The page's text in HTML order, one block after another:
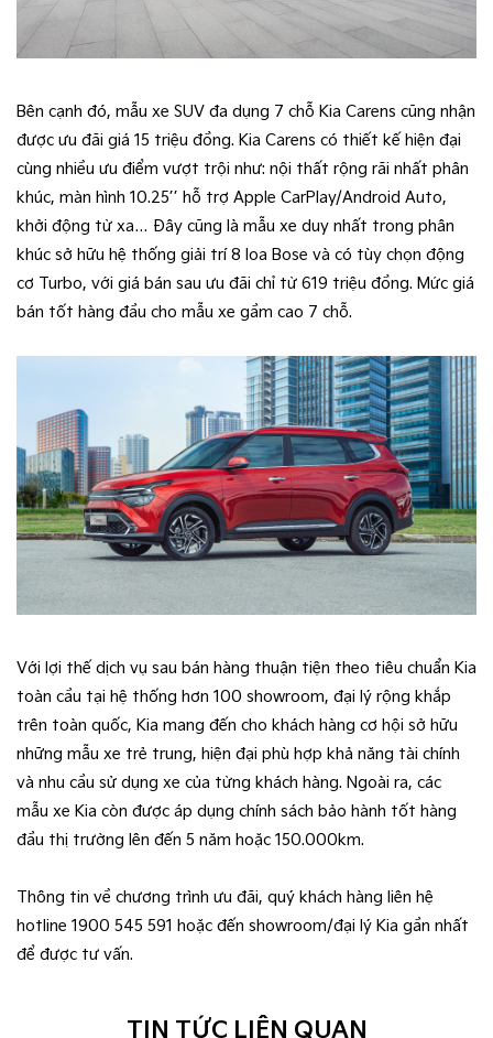
Bên cạnh đó, mẫu xe SUV đa dụng 7 chỗ Kia Carens cũng nhận
được ưu đãi giá 15 triệu đồng. Kia Carens có thiết kế hiện đại
cùng nhiều ưu điểm vượt trội như: nội thất rộng rãi nhất phân
khúc, màn hình 10.25’’ hỗ trợ Apple CarPlay/Android Auto,
khởi động từ xa… Đây cũng là mẫu xe duy nhất trong phân
khúc sở hữu hệ thống giải trí 8 loa Bose và có tùy chọn động
cơ Turbo, với giá bán sau ưu đãi chỉ từ 619 triệu đồng. Mức giá
bán tốt hàng đầu cho mẫu xe gầm cao 7 chỗ.
Với lợi thế dịch vụ sau bán hàng thuận tiện theo tiêu chuẩn Kia
toàn cầu tại hệ thống hơn 100 showroom, đại lý rộng khắp
trên toàn quốc, Kia mang đến cho khách hàng cơ hội sở hữu
những mẫu xe trẻ trung, hiện đại phù hợp khả năng tài chính
và nhu cầu sử dụng xe của từng khách hàng. Ngoài ra, các
mẫu xe Kia còn được áp dụng chính sách bảo hành tốt hàng
đầu thị trường lên đến 5 năm hoặc 150.000km.
Thông tin về chương trình ưu đãi, quý khách hàng liên hệ
hotline 1900 545 591 hoặc đến showroom/đại lý Kia gần nhất
để được tư vấn.
TIN TỨC LIÊN QUAN